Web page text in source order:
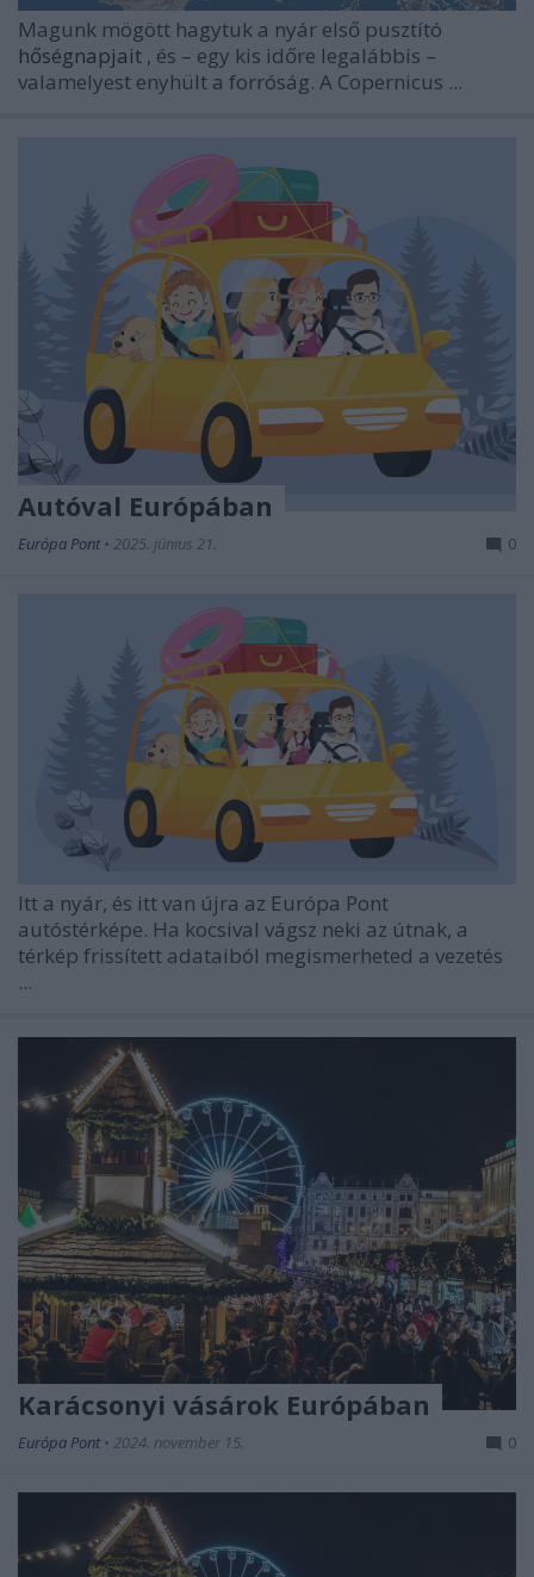
Magunk mögött hagytuk a nyár első pusztító
hőségnapjait , és – egy kis időre legalábbis –
valamelyest enyhült a forróság. A Copernicus ...
Autóval Európában
Európa Pont • 2025. június 21. 0
Itt a nyár, és itt van újra az Európa Pont
autóstérképe. Ha kocsival vágsz neki az útnak, a
térkép frissített adataiból megismerheted a vezetés
...
Karácsonyi vásárok Európában
Európa Pont • 2024. november 15. 0